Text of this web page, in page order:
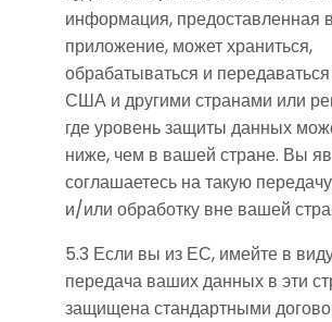
информация, предоставленная
приложение, может храниться,
обрабатываться и
США и другими странами или
где уровень защиты данных
ниже, чем в вашей стране. Вы
соглашаетесь на такую
и/или обработку вне вашей
5.3 Если вы из ЕС, имейте в
передача ваших данных в эти
защищена стандартными